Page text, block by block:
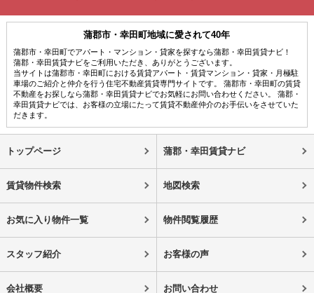
蒲郡市・幸田町地域に愛されて40年
蒲郡市・幸田町でアパート・マンション・貸家を探すなら蒲郡・幸田賃貸ナビ！
蒲郡・幸田賃貸ナビをご利用いただき、ありがとうございます。
当サイトは蒲郡市・幸田町における賃貸アパート・賃貸マンション・貸家・月極駐
車場のご紹介と仲介を行う住宅不動産賃貸専門サイトです。 蒲郡市・幸田町の賃貸
不動産をお探しなら蒲郡・幸田賃貸ナビでお気軽にお問い合わせください。 蒲郡・
幸田賃貸ナビでは、お客様の立場にたって賃貸不動産仲介のお手伝いをさせていた
だきます。
トップページ 蒲郡・幸田賃貸ナビ
賃貸物件検索 地図検索
お気に入り物件一覧 物件閲覧履歴
スタッフ紹介 お客様の声
会社概要 お問い合わせ